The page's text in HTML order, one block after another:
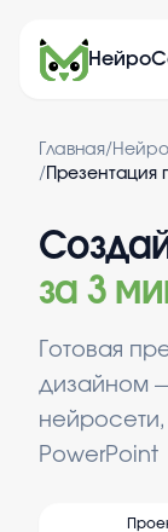
Главная/
/
за 3
Готовая
дизайном
PowerPoint